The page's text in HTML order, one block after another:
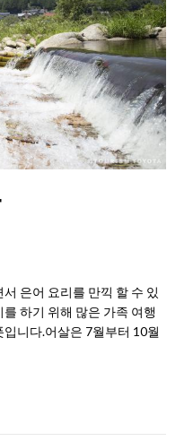
은어 요리를 만끽 할 수 있
하기 위해 많은 가족 여행
니다.어살은 7월부터 10월